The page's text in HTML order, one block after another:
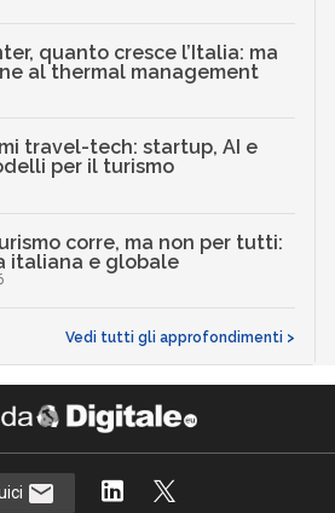
quanto cresce l’Italia: ma
al thermal management
travel-tech: startup, AI e
per il turismo
corre, ma non per tutti:
italiana e globale
Vedi tutti gli approfondimenti >